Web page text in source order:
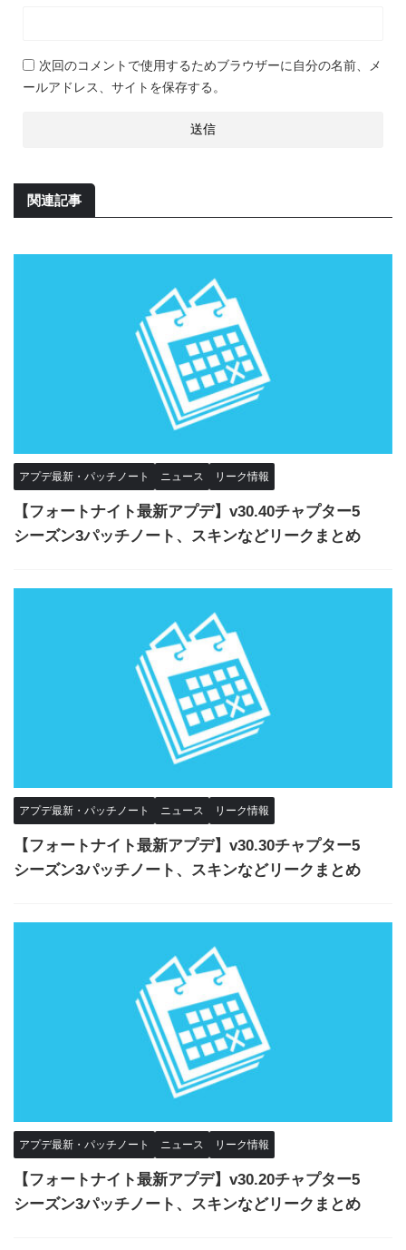
次回のコメントで使用するためブラウザーに自分の名前、メ
ールアドレス、サイトを保存する。
関連記事
アプデ最新・パッチノート ニュース リーク情報
【フォートナイト最新アプデ】v30.40チャプター5
シーズン3パッチノート、スキンなどリークまとめ
アプデ最新・パッチノート ニュース リーク情報
【フォートナイト最新アプデ】v30.30チャプター5
シーズン3パッチノート、スキンなどリークまとめ
アプデ最新・パッチノート ニュース リーク情報
【フォートナイト最新アプデ】v30.20チャプター5
シーズン3パッチノート、スキンなどリークまとめ